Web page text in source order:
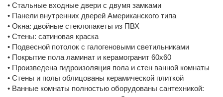
• Стальные входные двери с двумя замками
• Панели внутренних дверей Американского типа
• Окна: двойные стеклопакеты из ПВХ
• Стены: сатиновая краска
• Подвесной потолок с галогеновыми светильниками
• Покрытие пола ламинат и керамогранит 60х60
• Произведена гидроизоляция пола и стен ванной комнаты
• Стены и полы облицованы керамической плиткой
• Ванные комнаты полностью оборудованы сантехникой: